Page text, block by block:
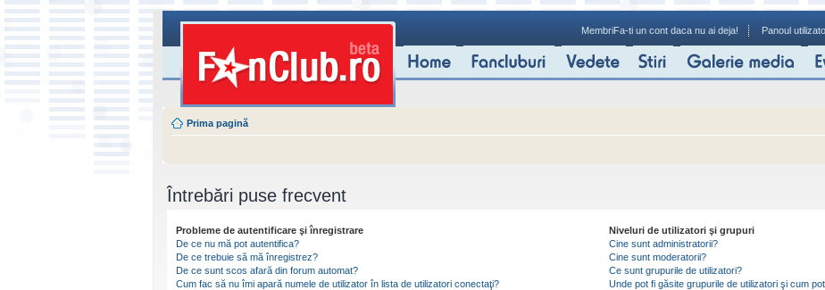
MembriFa-ti un cont daca nu ai deja! Panoul
Prima pagină
Întrebări puse frecvent
Probleme de autentificare şi înregistrare
De ce nu mă pot autentifica?
De ce trebuie să mă înregistrez?
De ce sunt scos afară din forum automat?
Cum fac să nu îmi apară numele de utilizator în lista de utilizatori conectaţi?
Niveluri de utilizatori şi grupuri
Cine sunt administratorii?
Cine sunt moderatorii?
Ce sunt grupurile de utilizatori?
Unde pot fi găsite grupurile de utilizatori şi cum